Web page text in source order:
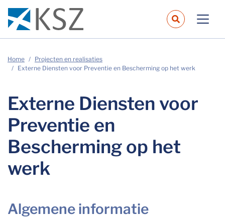
Home
Projecten en realisaties
Externe Diensten voor Preventie en Bescherming op het werk
Externe Diensten voor
Preventie en
Bescherming op het
werk
Algemene informatie